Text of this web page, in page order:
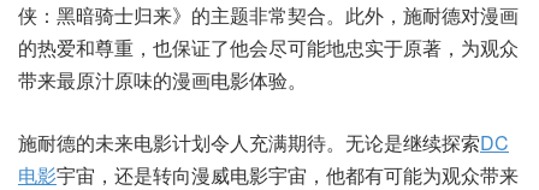
侠：黑暗骑士归来》的主题非常契合。此外，施耐德对漫画
的热爱和尊重，也保证了他会尽可能地忠实于原著，为观众
带来最原汁原味的漫画电影体验。
施耐德的未来电影计划令人充满期待。无论是继续探索DC
电影宇宙，还是转向漫威电影宇宙，他都有可能为观众带来